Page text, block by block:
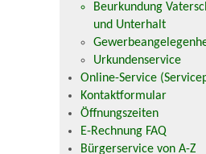
Beurkundung
und Unterhalt
Urkundenservice
Online-Service
Kontaktformular
Öffnungszeiten
E-Rechnung FAQ
Bürgerservice von A-Z